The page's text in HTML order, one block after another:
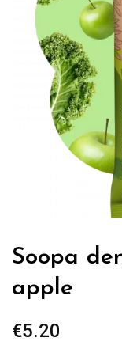
Soopa
apple
€5.20